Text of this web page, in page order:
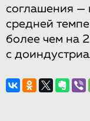
соглашения —
средней
более чем на
с